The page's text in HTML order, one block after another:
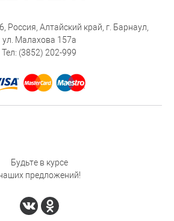
Россия, Алтайский край, г. Барнаул,
ул. Малахова 157а
Тел: (3852) 202-999
Будьте в курсе
предложений!